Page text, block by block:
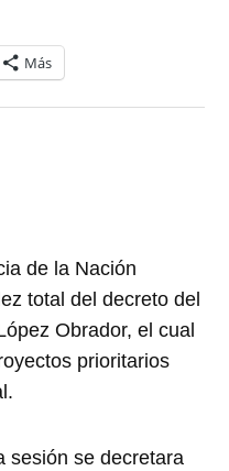
Más
de la Nación
total del decreto del
Obrador, el cual
prioritarios
sesión se decretara